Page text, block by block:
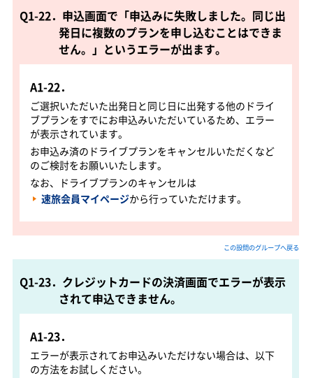
Q1-22．申込画面で「申込みに失敗しました。同じ出
発日に複数のプランを申し込むことはできま
せん。」というエラーが出ます。
A1-22．
ご選択いただいた出発日と同じ日に出発する他のドライ
ブプランをすでにお申込みいただいているため、エラー
が表示されています。
お申込み済のドライブプランをキャンセルいただくなど
のご検討をお願いいたします。
なお、ドライブプランのキャンセルは
速旅会員マイページから行っていただけます。
この設問のグループへ戻る
Q1-23．クレジットカードの決済画面でエラーが表示
されて申込できません。
A1-23．
エラーが表示されてお申込みいただけない場合は、以下
の方法をお試しください。